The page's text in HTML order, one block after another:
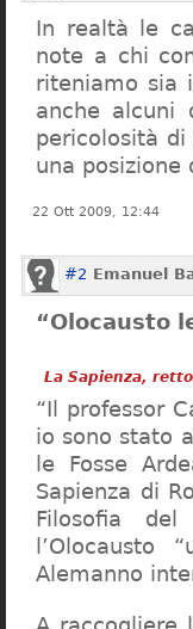
In realtà le
note a chi
riteniamo sia
anche alcuni
pericolosità
una posizione
22 Ott 2009, 12:44
#2 Emanuel
“Olocausto
La Sapienza,
“Il professor
io sono stato
le Fosse
Sapienza di
Filosofia
l’Olocausto
Alemanno